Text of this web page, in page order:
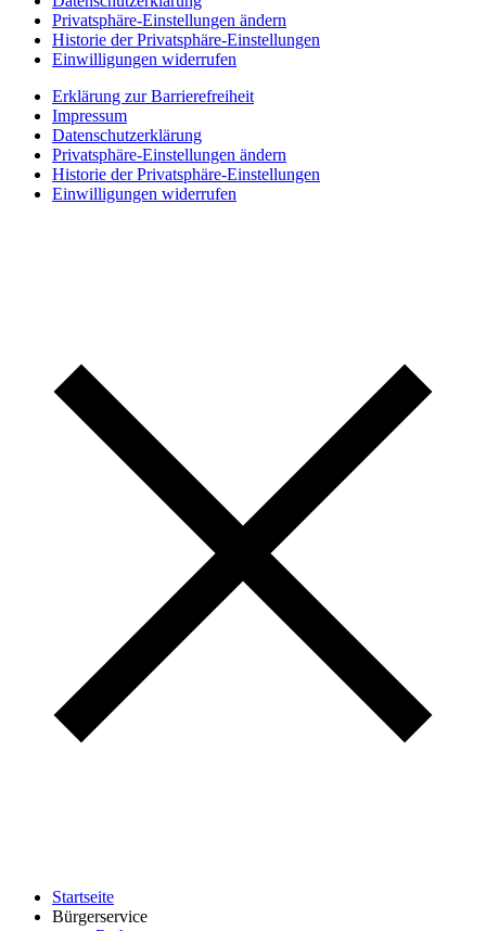
Privatsphäre-Einstellungen ändern
Historie der Privatsphäre-Einstellungen
Einwilligungen widerrufen
Erklärung zur Barrierefreiheit
Impressum
Datenschutzerklärung
Privatsphäre-Einstellungen ändern
Historie der Privatsphäre-Einstellungen
Einwilligungen widerrufen
Startseite
Bürgerservice